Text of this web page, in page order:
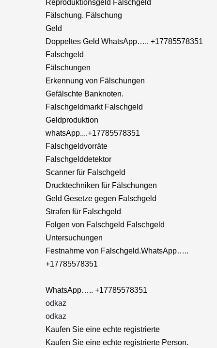
Reproduktionsgeld Falschgeld
Fälschung. Fälschung
Geld
Doppeltes Geld WhatsApp….. +17785578351
Falschgeld
Fälschungen
Erkennung von Fälschungen
Gefälschte Banknoten.
Falschgeldmarkt Falschgeld
Geldproduktion
whatsApp....+17785578351
Falschgeldvorräte
Falschgelddetektor
Scanner für Falschgeld
Drucktechniken für Fälschungen
Geld Gesetze gegen Falschgeld
Strafen für Falschgeld
Folgen von Falschgeld Falschgeld
Untersuchungen
Festnahme von Falschgeld.WhatsApp…..
+17785578351
WhatsApp….. +17785578351
odkaz
odkaz
Kaufen Sie eine echte registrierte
Kaufen Sie eine echte registrierte Person.